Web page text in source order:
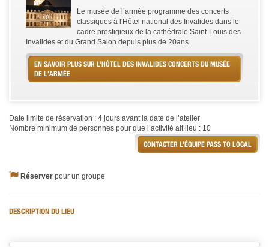
Le musée de l’armée programme des concerts
classiques à l'Hôtel national des Invalides dans le
cadre prestigieux de la cathédrale Saint-Louis des
Invalides et du Grand Salon depuis plus de 20ans.
EN SAVOIR PLUS SUR L’HÔTEL DES INVALIDES CONCERTS DU MUSÉE
DE L'ARMÉE
Date limite de réservation : 4 jours avant la date de l’atelier
Nombre minimum de personnes pour que l’activité ait lieu : 10
CONTACTER L’ÉQUIPE PASS TO LOCAL
Réserver pour un groupe
DESCRIPTION DU LIEU